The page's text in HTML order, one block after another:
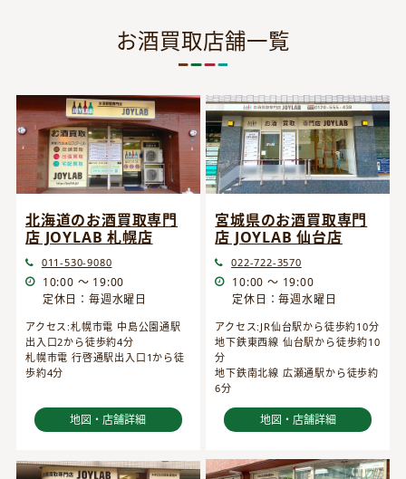
お酒買取店舗一覧
北海道のお酒買取専門
店 JOYLAB 札幌店
011-530-9080
10:00 ～ 19:00
定休日：毎週水曜日
アクセス:札幌市電 中島公園通駅
出入口2から徒歩約4分
札幌市電 行啓通駅出入口1から徒
歩約4分
地図・店舗詳細
宮城県のお酒買取専門
店 JOYLAB 仙台店
022-722-3570
10:00 ～ 19:00
定休日：毎週水曜日
アクセス:JR仙台駅から徒歩約10分
地下鉄東西線 仙台駅から徒歩約10
分
地下鉄南北線 広瀬通駅から徒歩約
6分
地図・店舗詳細